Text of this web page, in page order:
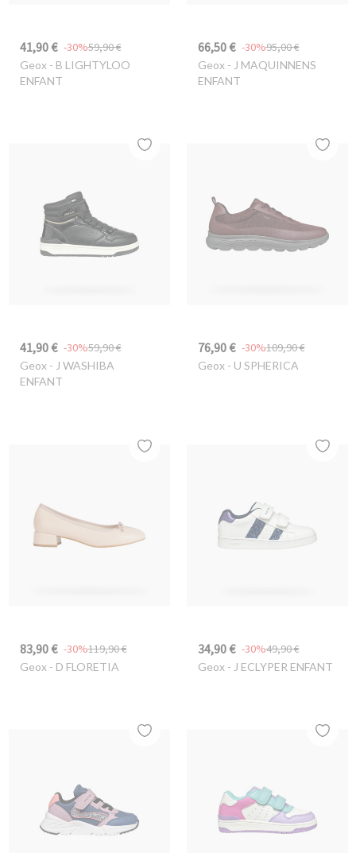
41,90 € 59,90 €
-30%
Geox- B LIGHTYLOO
ENFANT
66,50 € 95,00 €
-30%
Geox- J MAQUINNENS
ENFANT
41,90 € 59,90 €
-30%
Geox- J WASHIBA
ENFANT
76,90 € 109,90 €
-30%
Geox- U SPHERICA
83,90 € 119,90 €
-30%
Geox- D FLORETIA
34,90 € 49,90 €
-30%
Geox- J ECLYPER ENFANT